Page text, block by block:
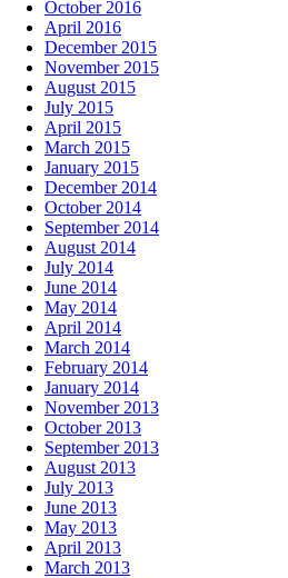
October 2016
April 2016
December 2015
November 2015
August 2015
July 2015
April 2015
March 2015
January 2015
December 2014
October 2014
September 2014
August 2014
July 2014
June 2014
May 2014
April 2014
March 2014
February 2014
January 2014
November 2013
October 2013
September 2013
August 2013
July 2013
June 2013
May 2013
April 2013
March 2013